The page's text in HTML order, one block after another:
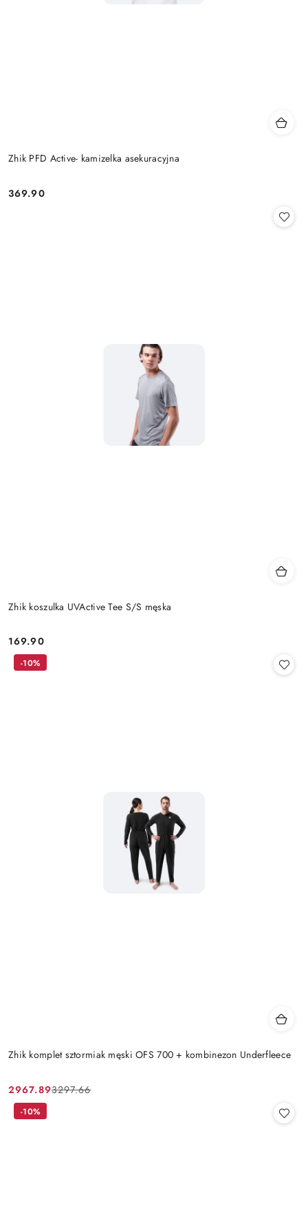
Zhik PFD Active- kamizelka asekuracyjna
Cena:
369.90
Zhik koszulka UVActive Tee S/S męska
Cena:
169.90
Zhik komplet sztormiak męski OFS 700 + kombinezon Underfleece
Cena
promocyjna:
2967.89
Cena
przed
3297.66
-10%
-10%